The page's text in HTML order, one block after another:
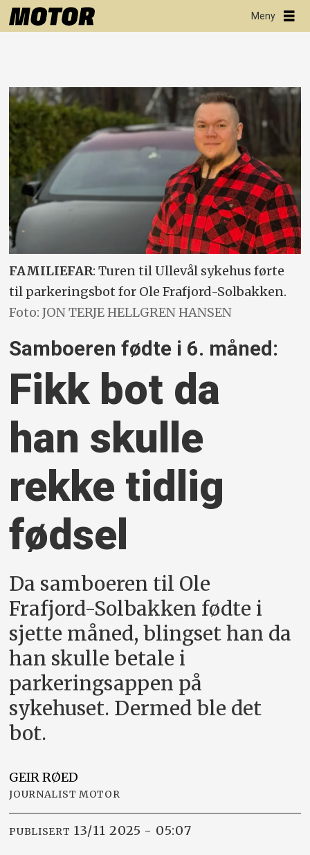
FAMILIEFAR: Turen til Ullevål sykehus førte
til parkeringsbot for Ole Frafjord-Solbakken.
Foto: JON TERJE HELLGREN HANSEN
Samboeren fødte i 6. måned:
Fikk bot da
han skulle
rekke tidlig
fødsel
Da samboeren til Ole
Frafjord-Solbakken fødte i
sjette måned, blingset han da
han skulle betale i
parkerings­appen på
sykehuset. Dermed ble det
bot.
GEIR RØED
JOURNALIST MOTOR
PUBLISERT 13/11 2025 - 05:07